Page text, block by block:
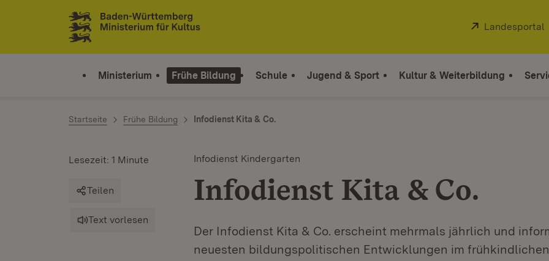
Zum Inhalt springen
Link zur Startseite
Extern:
Landesportal
Ministerium Frühe Bildung Schule Jugend & Sport Kultur & Weiterbildung
Startseite Frühe Bildung Infodienst Kita & Co.
Infodienst Kindergarten
Infodienst Kita & Co.
Der Infodienst Kita & Co. erscheint mehrmals jährlich und
neuesten bildungspolitischen Entwicklungen im
Lesezeit: 1 Minute
Teilen
Text vorlesen